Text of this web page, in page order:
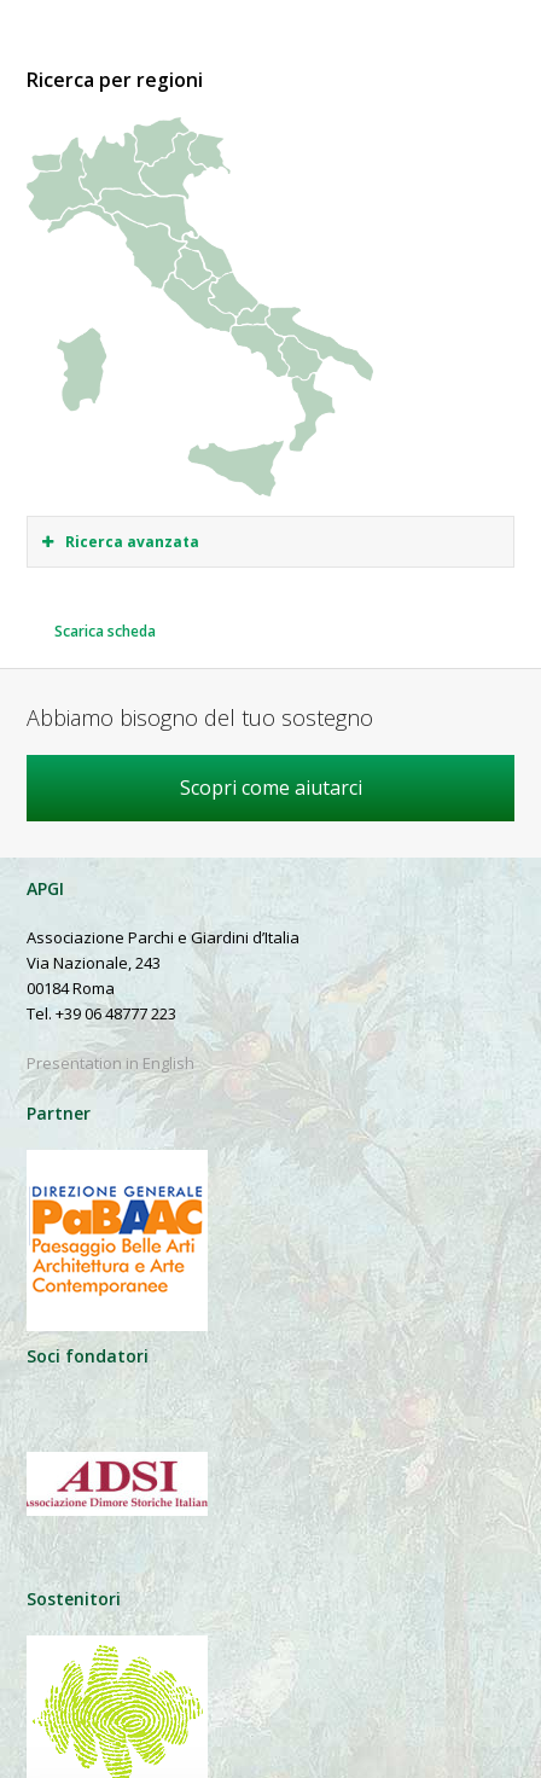
Ricerca per regioni
Ricerca avanzata
Scarica scheda
Abbiamo bisogno del tuo sostegno
Scopri come aiutarci
APGI
Associazione Parchi e Giardini d’Italia
Via Nazionale, 243
00184 Roma
Tel. +39 06 48777 223
Presentation in English
Partner
Soci fondatori
Sostenitori